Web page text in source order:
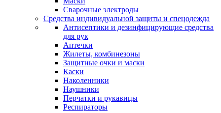
Сварочные электроды
Средства индивидуальной защиты и спецодежда
Антисептики и дезинфицирующие средства
для рук
Аптечки
Жилеты, комбинезоны
Защитные очки и маски
Каски
Наколенники
Наушники
Перчатки и рукавицы
Респираторы